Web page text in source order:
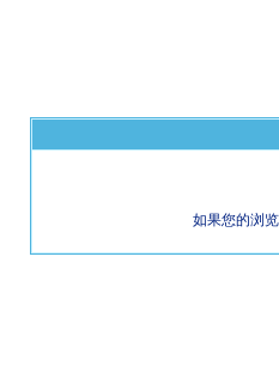
如果您的浏